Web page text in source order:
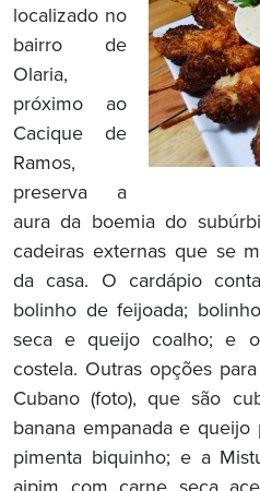
localizado no
bairro de
Olaria,
próximo ao
Cacique de
Ramos,
preserva a
aura da boemia do
cadeiras externas que se
da casa. O cardápio
bolinho de feijoada;
seca e queijo coalho; e
costela. Outras opções
Cubano (foto), que são
banana empanada e
pimenta biquinho; e a